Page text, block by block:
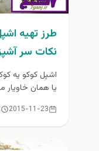
طرز تهیه
نکات سر
اشپل کوکو یه
یا همان خاویار
2015-11-23
2